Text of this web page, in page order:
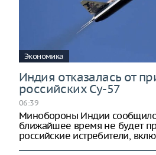
Экономика
Индия отказалась от
российских Су-57
06:39
Минобороны Индии
ближайшее время не будет
российские истребители,